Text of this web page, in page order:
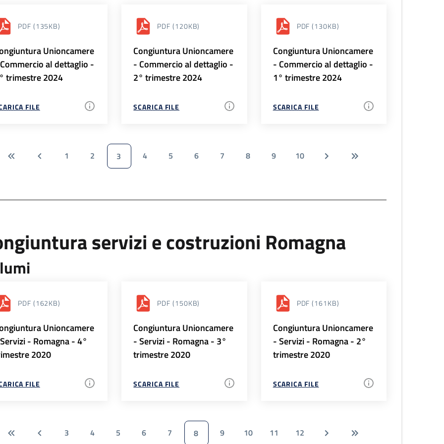
PDF (135KB)
Unioncamere
al dettaglio -
trimestre 2024
FILE
PDF (120KB)
Congiuntura Unioncamere
- Commercio al dettaglio -
2° trimestre 2024
SCARICA FILE
PDF (130KB)
Congiuntura Unioncamere
- Commercio al dettaglio -
1° trimestre 2024
SCARICA FILE
1 2 3 4 5 6 7 8 9 10
servizi e costruzioni Romagna
PDF (162KB)
Unioncamere
- Romagna - 4°
2020
FILE
PDF (150KB)
Congiuntura Unioncamere
- Servizi - Romagna - 3°
trimestre 2020
SCARICA FILE
PDF (161KB)
Congiuntura Unioncamere
- Servizi - Romagna - 2°
trimestre 2020
SCARICA FILE
3 4 5 6 7 8 9 10 11 12